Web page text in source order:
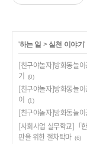
'하는 일 > 실천 이야기'
[친구야놀자]방화동놀
기 (0)
[친구야놀자]방화동놀
이 (1)
[친구야놀자]방화동놀
[사회사업 실무학교]「
판을 위한 절차탁마 (6)